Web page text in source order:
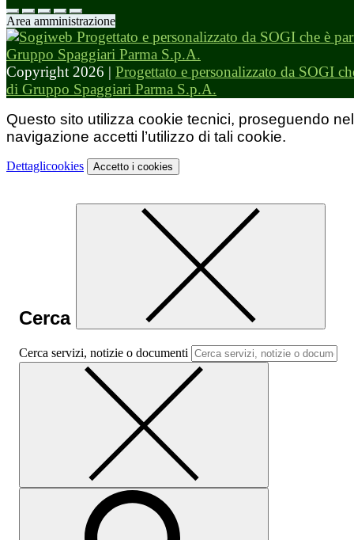
Area amministrazione
Copyright 2026 | Progettato e personalizzato da SOGI
di Gruppo Spaggiari Parma S.p.A.
Questo sito utilizza cookie tecnici, proseguendo
navigazione accetti l’utilizzo di tali cookie.
Dettaglicookies Accetto i cookies
Cerca
Cerca servizi, notizie o documenti